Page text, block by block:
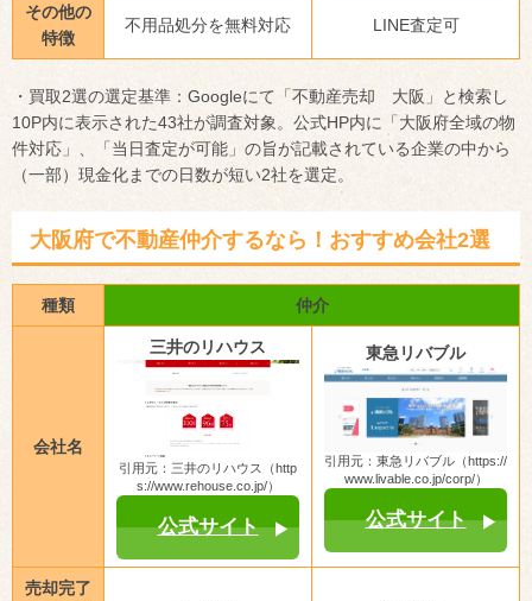
その他の
特徴
不用品処分を無料対応 LINE査定可
・買取2選の選定基準：Googleにて「不動産売却 大阪」と検索し
10P内に表示された43社が調査対象。公式HP内に「大阪府全域の物
件対応」、「当日査定が可能」の旨が記載されている企業の中から
（一部）現金化までの日数が短い2社を選定。
大阪府で不動産仲介するなら！おすすめ会社2選
種類 仲介
会社名
三井のリハウス
引用元：三井のリハウス（http
s://www.rehouse.co.jp/）
公式サイト
東急リバブル
引用元：東急リバブル（https://
www.livable.co.jp/corp/）
公式サイト
売却完了